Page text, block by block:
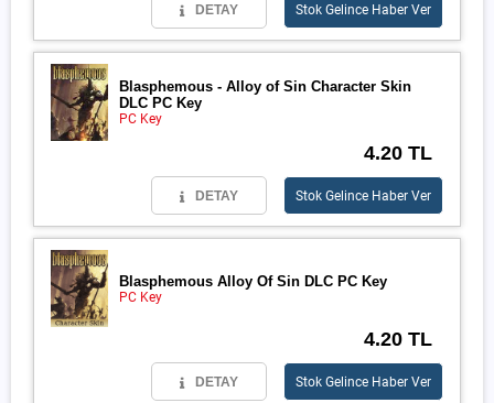
DETAY Stok Gelince Haber Ver
Blasphemous - Alloy of Sin Character Skin
DLC PC Key
PC Key
4.20 TL
DETAY Stok Gelince Haber Ver
Blasphemous Alloy Of Sin DLC PC Key
PC Key
4.20 TL
DETAY Stok Gelince Haber Ver